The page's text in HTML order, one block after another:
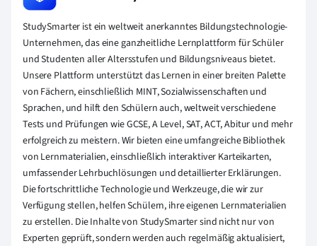
StudySmarter ist ein weltweit anerkanntes Bildungstechnologie-
Unternehmen, das eine ganzheitliche Lernplattform für Schüler
und Studenten aller Altersstufen und Bildungsniveaus bietet.
Unsere Plattform unterstützt das Lernen in einer breiten Palette
von Fächern, einschließlich MINT, Sozialwissenschaften und
Sprachen, und hilft den Schülern auch, weltweit verschiedene
Tests und Prüfungen wie GCSE, A Level, SAT, ACT, Abitur und mehr
erfolgreich zu meistern. Wir bieten eine umfangreiche Bibliothek
von Lernmaterialien, einschließlich interaktiver Karteikarten,
umfassender Lehrbuchlösungen und detaillierter Erklärungen.
Die fortschrittliche Technologie und Werkzeuge, die wir zur
Verfügung stellen, helfen Schülern, ihre eigenen Lernmaterialien
zu erstellen. Die Inhalte von StudySmarter sind nicht nur von
Experten geprüft, sondern werden auch regelmäßig aktualisiert,